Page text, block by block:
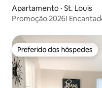
Apartamento ⋅ St. Louis
Promoção 2026!
Preferido dos hóspedes
Preferido dos hóspedes